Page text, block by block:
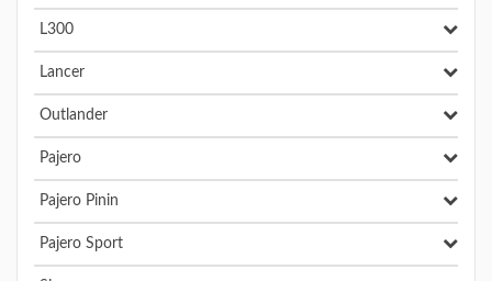
L300
Lancer
Outlander
Pajero
Pajero Pinin
Pajero Sport